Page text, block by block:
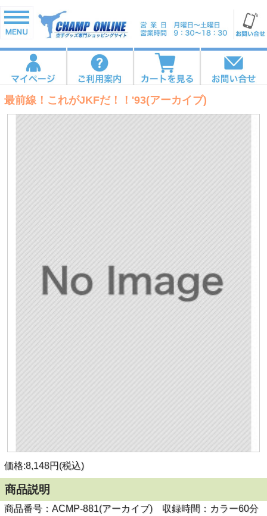
最前線！これがJKFだ！！'93(アーカイブ)
価格:8,148円(税込)
商品説明
商品番号：ACMP-881(アーカイブ) 収録時間：カラー60分